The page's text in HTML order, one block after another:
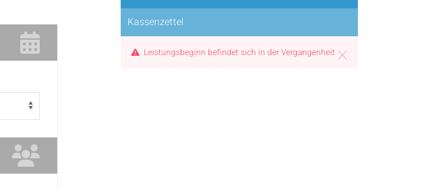
Kassenzettel
Leistungsbeginn befindet sich in der Vergangenheit